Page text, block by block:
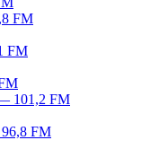
FM
FM
101,2 FM
96,8 FM